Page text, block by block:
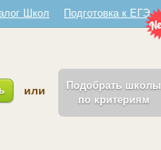
Школ Подготовка к ЕГЭ
или
Подобрать школы
по критериям